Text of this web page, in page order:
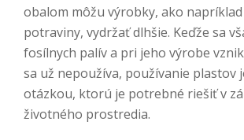
obalom môžu výrobky, ako
potraviny, vydržať dlhšie. Keďže sa
fosílnych palív a pri jeho výrobe
sa už nepoužíva, používanie plastov
otázkou, ktorú je potrebné riešiť v
životného prostredia.